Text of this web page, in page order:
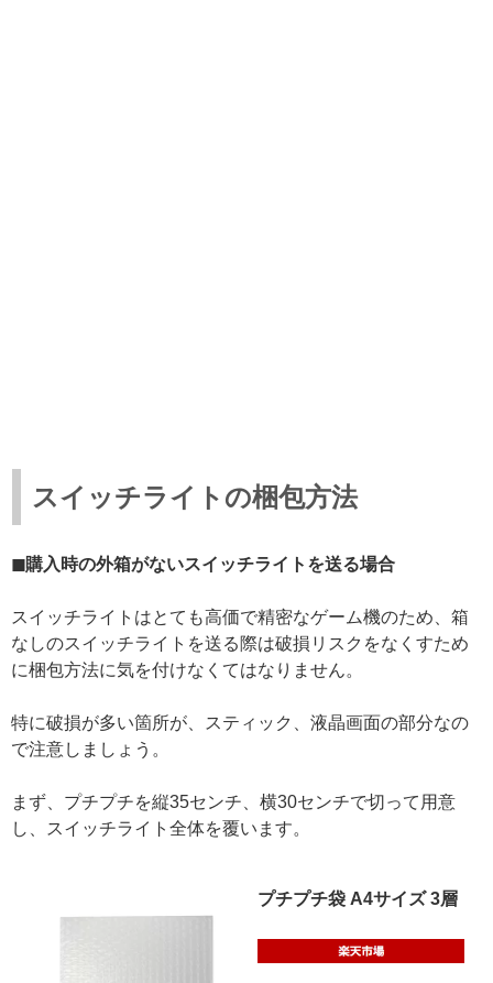
スイッチライトの梱包方法
◼購入時の外箱がないスイッチライトを送る場合
スイッチライトはとても高価で精密なゲーム機のため、箱
なしのスイッチライトを送る際は破損リスクをなくすため
に梱包方法に気を付けなくてはなりません。
特に破損が多い箇所が、スティック、液晶画面の部分なの
で注意しましょう。
まず、プチプチを縦35センチ、横30センチで切って用意
し、スイッチライト全体を覆います。
プチプチ袋 A4サイズ 3層